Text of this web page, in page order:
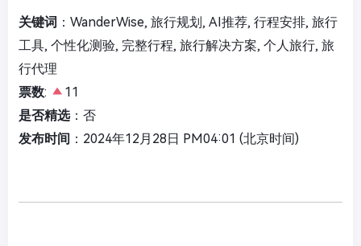
关键词 ：WanderWise, 旅行规划, AI推荐, 行程安排, 旅行
工具, 个性化测验, 完整行程, 旅行解决方案, 个人旅行, 旅
行代理
票数:
11
是否精选：否
发布时间 ：2024年12月28日 PM04:01 (北京时间)